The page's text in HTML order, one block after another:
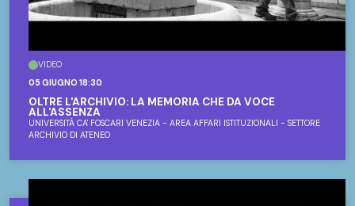
VIDEO
05 GIUGNO 18:30
OLTRE L'ARCHIVIO: LA MEMORIA CHE DÀ VOCE
ALL'ASSENZA
UNIVERSITÀ CA' FOSCARI VENEZIA - AREA AFFARI ISTITUZIONALI - SETTORE
ARCHIVIO DI ATENEO